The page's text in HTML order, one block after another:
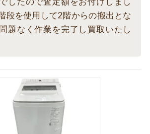
段を使用して2階からの搬出とな
題なく作業を完了し買取いたし